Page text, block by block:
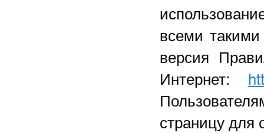
всеми
версия
Интернет:
страницу для